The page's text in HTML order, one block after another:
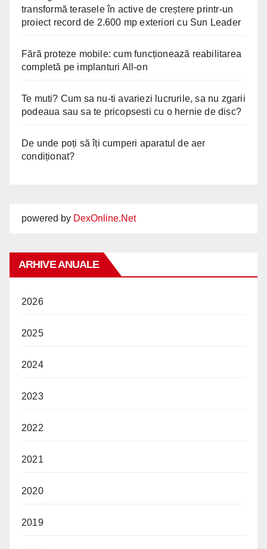
transformă terasele în active de creștere printr-un
proiect record de 2.600 mp exteriori cu Sun Leader
Fără proteze mobile: cum funcționează reabilitarea
completă pe implanturi All-on
Te muti? Cum sa nu-ti avariezi lucrurile, sa nu zgarii
podeaua sau sa te pricopsesti cu o hernie de disc?
De unde poți să îți cumperi aparatul de aer
condiționat?
powered by DexOnline.Net
ARHIVE ANUALE
2026
2025
2024
2023
2022
2021
2020
2019